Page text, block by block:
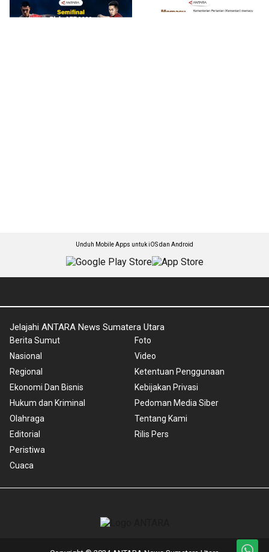
Unduh Mobile Apps untuk iOS dan Android
Jelajahi ANTARA News Sumatera Utara
Berita Sumut
Nasional
Regional
Ekonomi Dan Bisnis
Hukum dan Kriminal
Olahraga
Editorial
Peristiwa
Cuaca
Foto
Video
Ketentuan Penggunaan
Kebijakan Privasi
Pedoman Media Siber
Tentang Kami
Rilis Pers